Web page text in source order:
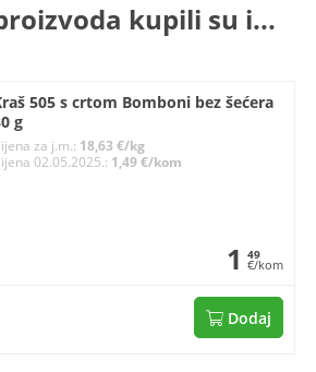
kupili su i...
505 s crtom Bomboni bez šećera
g
za j.m.: 18,63 €/kg
02.05.2025.: 1,49 €/kom
1 49
€/kom
Dodaj